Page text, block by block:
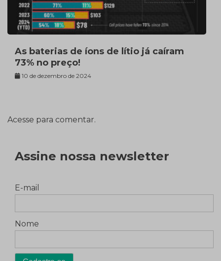
As baterias de íons de lítio já caíram
73% no preço!
10 de dezembro de 2024
Acesse para comentar.
Assine nossa newsletter
E-mail
Nome